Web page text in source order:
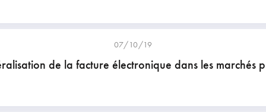
07/10/19
de la facture électronique dans les marchés